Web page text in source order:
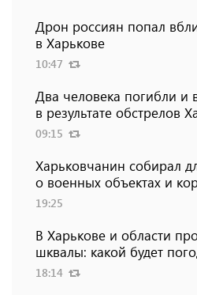
Дрон россиян попал
в Харькове
10:47
Два человека погибли и
в результате обстрелов
09:15
Харьковчанин собирал
о военных объектах и
19:25
В Харькове и области
шквалы: какой будет
18:14